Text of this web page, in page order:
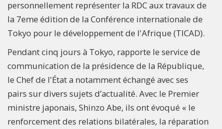
personnellement représenter la RDC aux travaux de
la 7eme édition de la Conférence internationale de
Tokyo pour le développement de l'Afrique (TICAD).
Pendant cinq jours à Tokyo, rapporte le service de
communication de la présidence de la République,
le Chef de l'État a notamment échangé avec ses
pairs sur divers sujets d’actualité. Avec le Premier
ministre japonais, Shinzo Abe, ils ont évoqué « le
renforcement des relations bilatérales, la réparation